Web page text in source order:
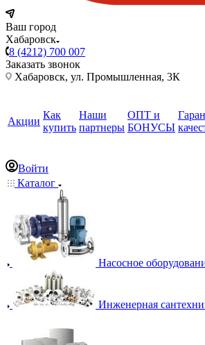
Ваш город
Хабаровск
8 (4212) 700 007
Заказать звонок
Хабаровск, ул. Промышленная, 3К
Акции
Как
купить
Наши
партнеры
ОПТ и
БОНУСЫ
Войти
Каталог
Насосное
Инженерная